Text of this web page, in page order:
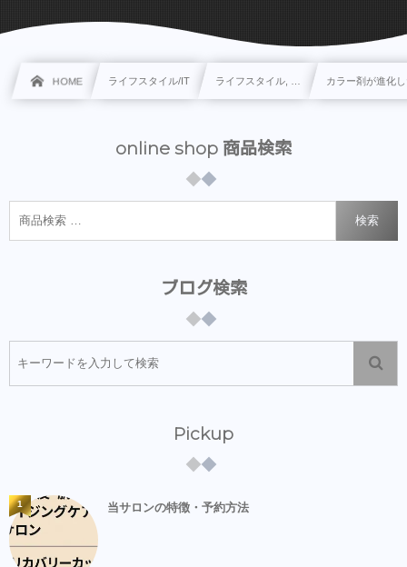
HOME ライフスタイル/IT ライフスタイル, … カラー剤が進化
online shop 商品検索
検索
ブログ検索
Pickup
当サロンの特徴・予約方法
1